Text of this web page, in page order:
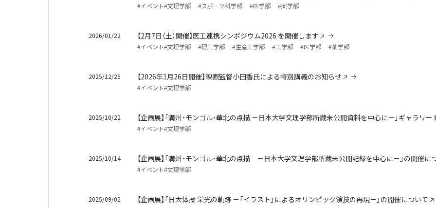
#イベント#文理学部 #スポーツ科学部 #医学部 #薬学部
2026/01/22 【2月7日（土）開催】医工連携シンポジウム2026 を開催します
#イベント#文理学部 #理工学部 #生産工学部 #工学部 #医学部 #薬学部
2025/12/25 【2026年1月26日開催】映画監督小田香氏による特別講義のお知らせ
#イベント#文理学部
2025/10/22 【企画展】「満州・モンゴル・華北の点描 －日本大学文理学部所蔵未公開資料を中心に－」ギャラリ
#イベント#文理学部
2025/10/14 【企画展】「満州・モンゴル・華北の点描 －日本大学文理学部所蔵未公開記録を中心に－」の開催に
#イベント#文理学部
2025/09/02 【企画展】「日大体操 栄光の軌跡 －「イラスト」によるオリンピック演技の再現－」の開催について